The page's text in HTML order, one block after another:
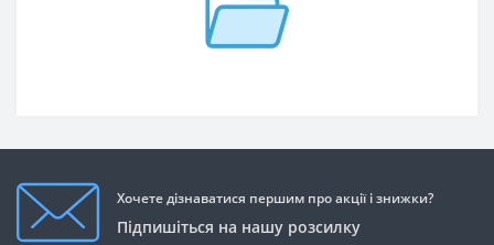
Хочете дізнаватися першим про акції і знижки?
Підпишіться на нашу розсилку